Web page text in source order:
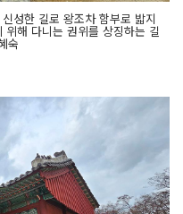
성한 길로 왕조차 함부로 밟지
해 다니는 권위를 상징하는 길
숙